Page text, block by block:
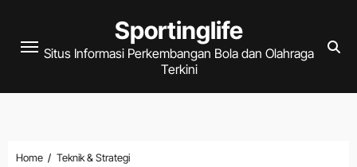
content
Sportinglife
Situs Informasi Perkembangan Bola dan Olahraga
Terkini
Home
Teknik & Strategi